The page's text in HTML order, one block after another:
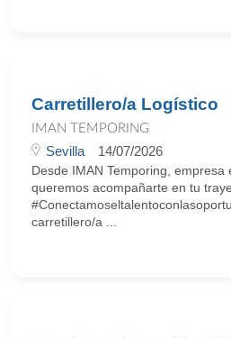
Carretillero/a Logístico
IMAN TEMPORING
Sevilla 14/07/2026
Desde IMAN Temporing, empresa
queremos acompañarte en tu
carretillero/a ...